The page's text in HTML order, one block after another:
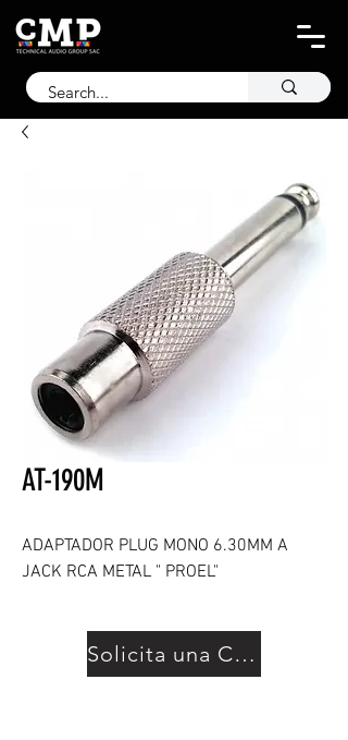
AT-190M
ADAPTADOR PLUG MONO 6.30MM A
JACK RCA METAL " PROEL"
Solicita una Cotización